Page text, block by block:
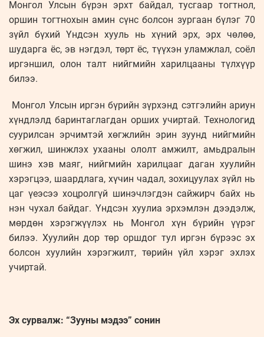
Монгол Улсын бүрэн эрхт байдал, тусгаар тогтнол,
оршин тогтнохын амин сүнс болсон зургаан бүлэг 70
зүйл бүхий Үндсэн хууль нь хүний эрх, эрх чөлөө,
шударга ёс, эв нэгдэл, төрт ёс, түүхэн уламжлал, соёл
иргэншил, олон талт нийгмийн харилцааны түлхүүр
билээ.
Монгол Улсын иргэн бүрийн зүрхэнд сэтгэлийн ариун
хүндлэлд баринтаглагдан орших учиртай. Технологид
суурилсан эрчимтэй хөгжлийн эрин зуунд нийгмийн
хөгжил, шинжлэх ухааны ололт амжилт, амьдралын
шинэ хэв маяг, нийгмийн харилцааг даган хуулийн
хэрэгцээ, шаардлага, хүчин чадал, зохицуулах зүйл нь
цаг үеэсээ хоцролгүй шинэчлэгдэн сайжирч байх нь
нэн чухал байдаг. Үндсэн хуулиа эрхэмлэн дээдэлж,
мөрдөн хэрэгжүүлэх нь Монгол хүн бүрийн үүрэг
билээ. Хуулийн дор төр оршдог тул иргэн бүрээс эх
болсон хуулийн хэрэгжилт, төрийн үйл хэрэг эхлэх
учиртай.
Эх сурвалж: “Зууны мэдээ” сонин